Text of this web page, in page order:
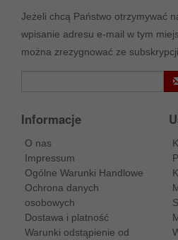
Jeżeli chcą Państwo otrzymywać
wpisanie adresu e-mail w tym
można zrezygnować ze
Informacje
O nas
Impressum
Ogólne Warunki Handlowe
Ochrona danych
osobowych
Dostawa i platność
Warunki odstąpienie od